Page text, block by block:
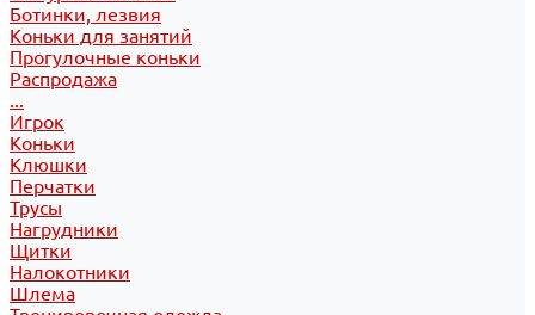
Ботинки, лезвия
Коньки для занятий
Прогулочные коньки
Распродажа
...
Игрок
Коньки
Клюшки
Перчатки
Трусы
Нагрудники
Щитки
Налокотники
Шлема